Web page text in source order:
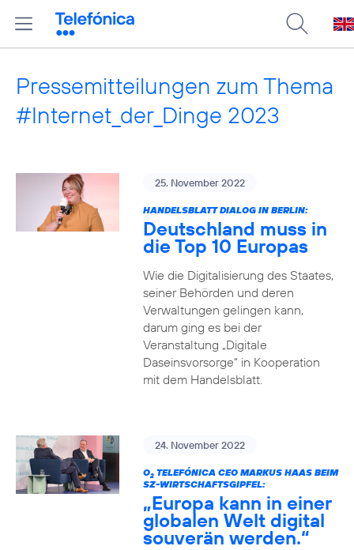
Pressemitteilungen zum Thema
#Internet_der_Dinge 2023
25. November 2022
HANDELSBLATT DIALOG IN BERLIN:
Deutschland muss in
die Top 10 Europas
Wie die Digitalisierung des Staates,
seiner Behörden und deren
Verwaltungen gelingen kann,
darum ging es bei der
Veranstaltung „Digitale
Daseinsvorsorge“ in Kooperation
mit dem Handelsblatt.
24. November 2022
O2TELEFÓNICA CEO MARKUS HAAS BEIM
SZ-WIRTSCHAFTSGIPFEL:
„Europa kann in einer
globalen Welt digital
souverän werden.“